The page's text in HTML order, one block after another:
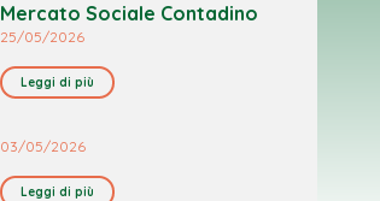
Mercato Sociale Contadino
25/05/2026
Leggi di più
03/05/2026
Leggi di più